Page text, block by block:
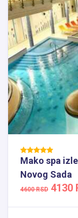
Mako spa
Novog Sada
4600 RSD 4130